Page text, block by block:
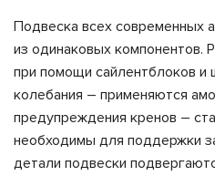
Подвеска всех современных
из одинаковых компонентов.
при помощи сайлентблоков и
колебания – применяются
предупреждения кренов –
необходимы для поддержки
детали подвески